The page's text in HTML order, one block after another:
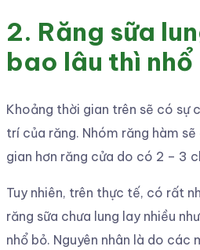
2. Răng sữa
bao lâu thì nhổ
Khoảng thời gian trên sẽ có sự
trí của răng. Nhóm răng hàm
gian hơn răng cửa do có 2 – 3
Tuy nhiên, trên thực tế, có rất
răng sữa chưa lung lay nhiều
nhổ bỏ. Nguyên nhân là do các